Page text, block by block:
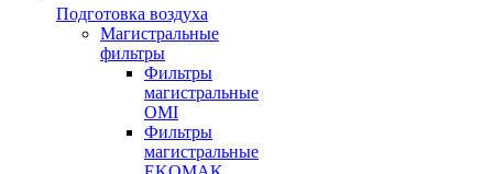
Подготовка воздуха
Магистральные
фильтры
Фильтры
магистральные
OMI
Фильтры
магистральные